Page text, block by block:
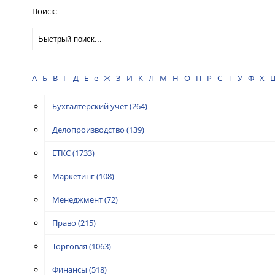
Поиск:
А Б В Г Д Е ё Ж З И К Л М Н О П Р С Т У Ф Х Ц
Бухгалтерский учет(264)
Делопроизводство (139)
ЕТКС(1733)
Маркетинг(108)
Менеджмент(72)
Право (215)
Торговля (1063)
Финансы (518)